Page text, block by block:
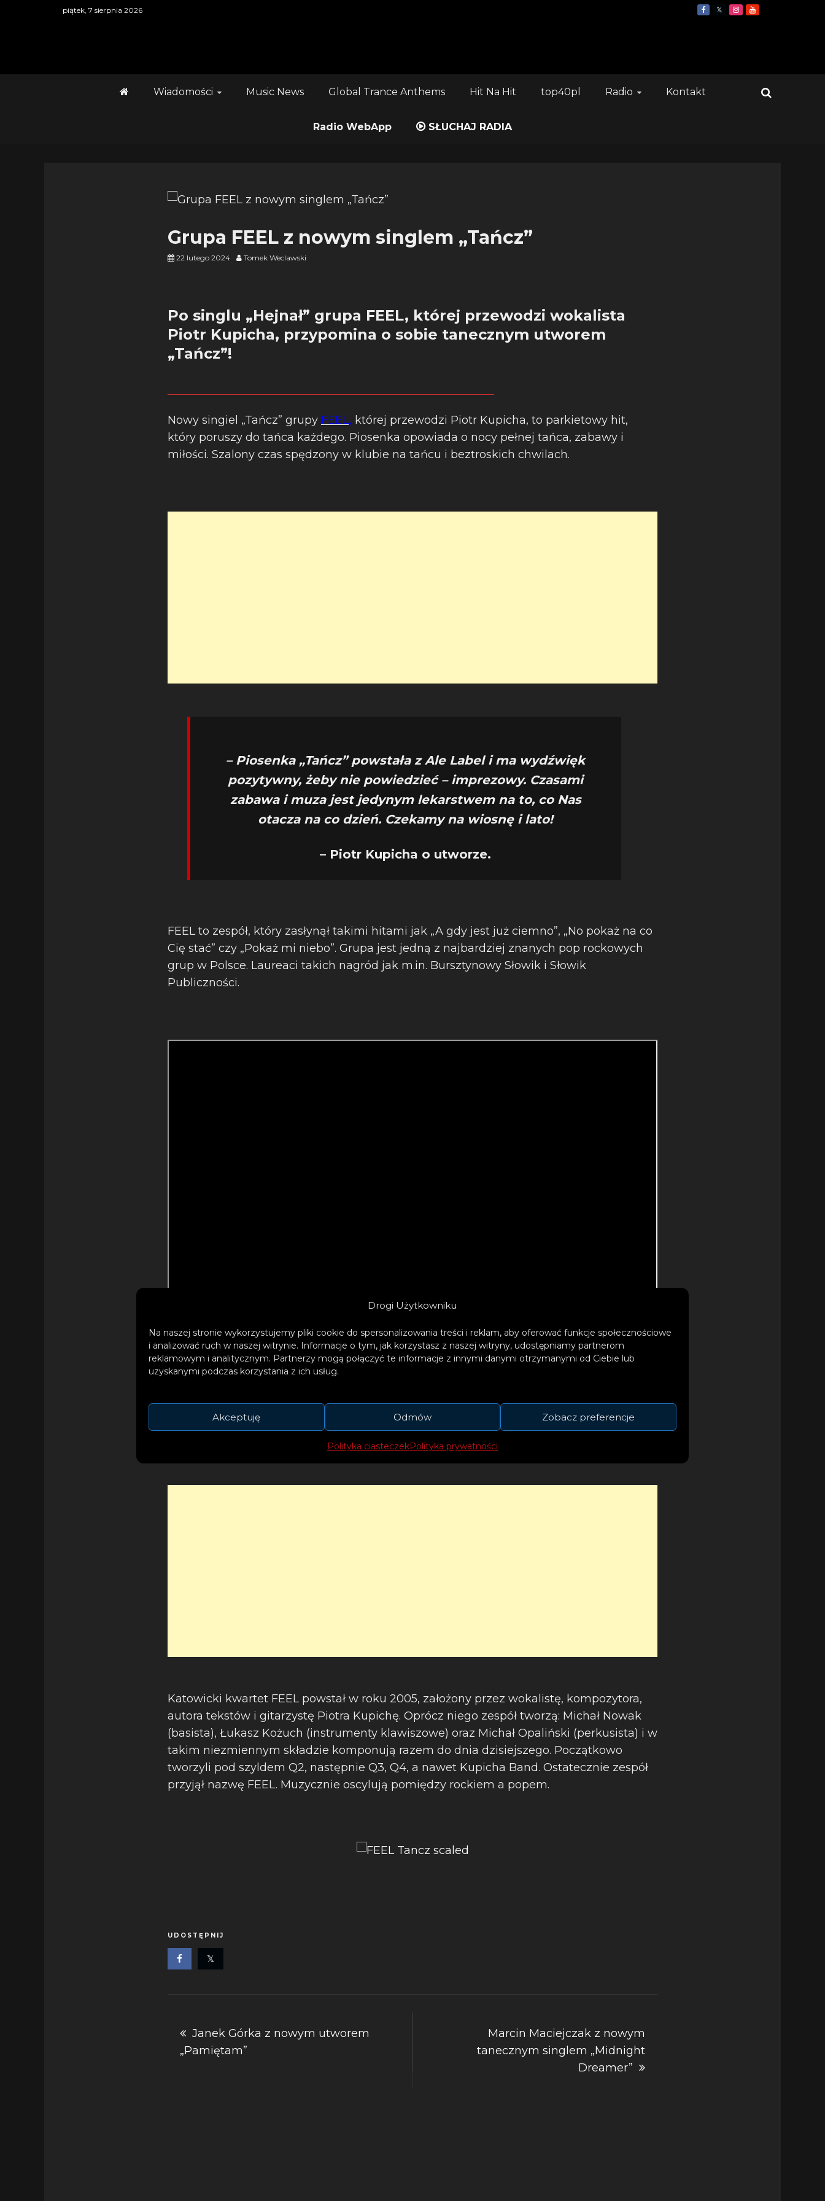
Drogi Użytkowniku
Na naszej stronie wykorzystujemy pliki cookie do spersonalizowania treści i reklam, aby oferować funkcje społecznościowe
i analizować ruch w naszej witrynie. Informacje o tym, jak korzystasz z naszej witryny, udostępniamy partnerom
reklamowym i analitycznym. Partnerzy mogą połączyć te informacje z innymi danymi otrzymanymi od Ciebie lub
uzyskanymi podczas korzystania z ich usług.
Akceptuję Odmów Zobacz preferencje
Polityka ciasteczekPolityka prywatności
piątek, 7 sierpnia 2026
Wiadomości Music News Global Trance Anthems Hit Na Hit top40pl Radio Kontakt
Radio WebApp SŁUCHAJ RADIA
Grupa FEEL z nowym singlem „Tańcz”
22 lutego 2024 Tomek Weclawski
Po singlu „Hejnał” grupa FEEL, której przewodzi wokalista
Piotr Kupicha, przypomina o sobie tanecznym utworem
„Tańcz”!
Nowy singiel „Tańcz” grupy FEEL, której przewodzi Piotr Kupicha, to parkietowy hit,
który poruszy do tańca każdego. Piosenka opowiada o nocy pełnej tańca, zabawy i
miłości. Szalony czas spędzony w klubie na tańcu i beztroskich chwilach.
– Piosenka „Tańcz” powstała z Ale Label i ma wydźwięk
pozytywny, żeby nie powiedzieć – imprezowy. Czasami
zabawa i muza jest jedynym lekarstwem na to, co Nas
otacza na co dzień. Czekamy na wiosnę i lato!
– Piotr Kupicha o utworze.
FEEL to zespół, który zasłynął takimi hitami jak „A gdy jest już ciemno”, „No pokaż na co
Cię stać” czy „Pokaż mi niebo”. Grupa jest jedną z najbardziej znanych pop rockowych
grup w Polsce. Laureaci takich nagród jak m.in. Bursztynowy Słowik i Słowik
Publiczności.
krajowego festiwalu Piosenki Polskiej w Opolu, Super Jedynka, Serce Polsatu i wielu,
wielu innych.
Katowicki kwartet FEEL powstał w roku 2005, założony przez wokalistę, kompozytora,
autora tekstów i gitarzystę Piotra Kupichę. Oprócz niego zespół tworzą: Michał Nowak
(basista), Łukasz Kożuch (instrumenty klawiszowe) oraz Michał Opaliński (perkusista) i w
takim niezmiennym składzie komponują razem do dnia dzisiejszego. Początkowo
tworzyli pod szyldem Q2, następnie Q3, Q4, a nawet Kupicha Band. Ostatecznie zespół
przyjął nazwę FEEL. Muzycznie oscylują pomiędzy rockiem a popem.
UDOSTĘPNIJ
Nawigacja
wpisu
Janek Górka z nowym utworem
„Pamiętam”
Marcin Maciejczak z nowym
tanecznym singlem „Midnight
Dreamer”